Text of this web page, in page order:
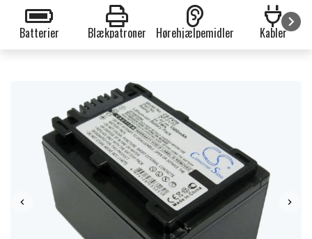
Batterier Blækpatroner Hørehjælpemidler Kabler